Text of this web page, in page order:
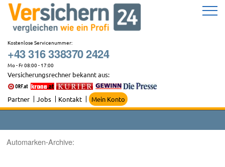
Zum
Inhalt
springen
Kostenlose Servicenummer:
+43 316 338370 2424
Mo - Fr 08:00 - 17:00
Versicherungsrechner bekannt aus:
Partner Jobs Kontakt Mein Konto
Automarken-Archive: